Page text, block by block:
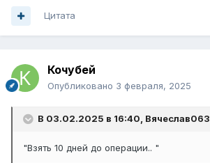
Цитата
Кочубей
Опубликовано 3 февраля, 2025
В 03.02.2025 в 16:40, Вячеслав063
"Взять 10 дней до операции.. "